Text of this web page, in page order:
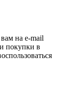
на e-mail
покупки в